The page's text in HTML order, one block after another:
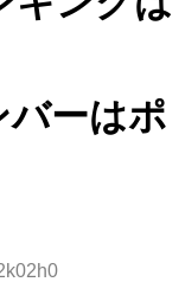
バーはポ